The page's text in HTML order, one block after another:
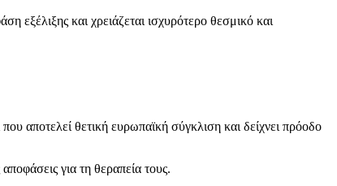
εξέλιξης και χρειάζεται ισχυρότερο θεσμικό και
αποτελεί θετική ευρωπαϊκή σύγκλιση και δείχνει πρόοδο
για τη θεραπεία τους.